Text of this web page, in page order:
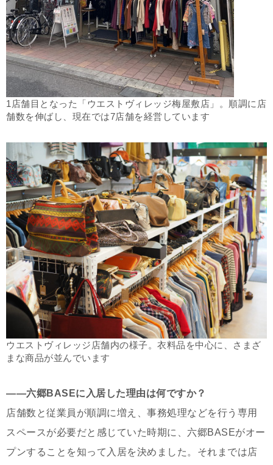
1店舗目となった「ウエストヴィレッジ梅屋敷店」。順調に店
舗数を伸ばし、現在では7店舗を経営しています
ウエストヴィレッジ店舗内の様子。衣料品を中心に、さまざ
まな商品が並んでいます
――六郷BASEに入居した理由は何ですか？
店舗数と従業員が順調に増え、事務処理などを行う専用
スペースが必要だと感じていた時期に、六郷BASEがオー
プンすることを知って入居を決めました。それまでは店